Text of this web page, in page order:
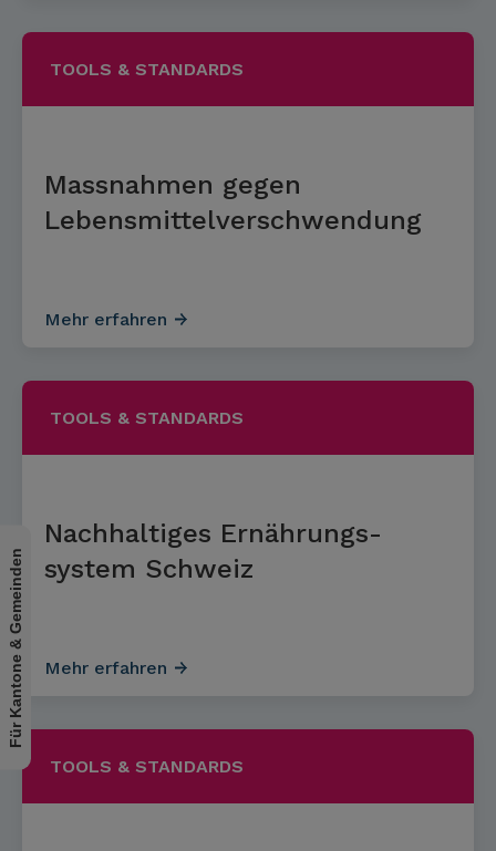
TOOLS & STANDARDS
Massnahmen gegen
Lebensmittelverschwendung
Mehr erfahren
TOOLS & STANDARDS
Nachhaltiges Ernährungs­
system Schweiz
Mehr erfahren
TOOLS & STANDARDS
Für Kantone & Gemeinden